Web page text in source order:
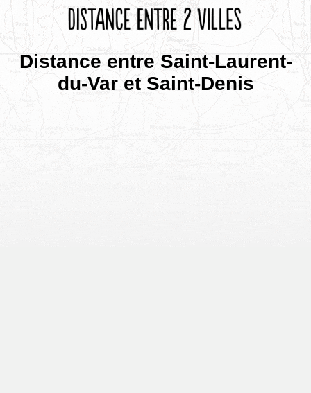
Distance entre Saint-Laurent-
du-Var et Saint-Denis